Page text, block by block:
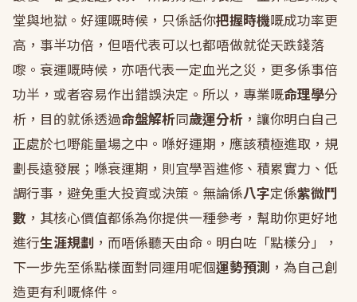
堂與地獄。好運嘅時候，只係話你把握時機嘅成功率更
高，事半功倍，但唔代表可以乜都唔做就從天跌錢落
嚟。衰運嘅時候，亦唔代表一定血光之災，更多係事倍
功半，或者容易作出錯誤決定。所以，專業嘅命理學分
析，目的就係透過命盤解析同歲運分析 ，讓你明白自己
正處於乜嘢能量場之中。喺好運期，應該積極進取，規
劃長遠發展；喺衰運期，則宜學習進修、積累實力、低
調行事，避免重大投資或決策。無論係八字定係紫微鬥
數 ，其核心價值都係為你提供一種參考，幫助你更好地
進行生涯規劃 ，而唔係聽天由命。明白咗「點樣分」，
下一步先至係點樣面對同運用呢個運勢預測 ，為自己創
造更有利嘅條件。